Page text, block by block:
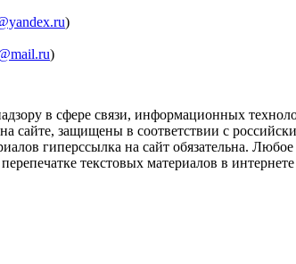
)
)
в сфере связи, информационных
сайте, защищены в соответствии с
гиперссылка на сайт обязательна.
текстовых материалов в